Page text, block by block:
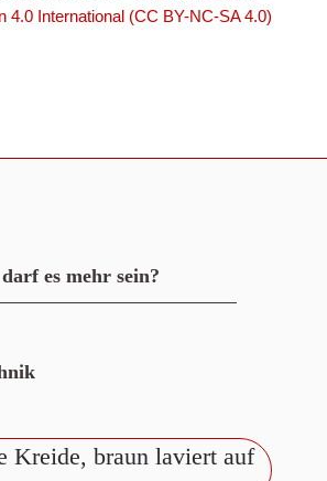
4.0 International (CC BY-NC-SA 4.0)
darf es mehr sein?
Kreide, braun laviert auf